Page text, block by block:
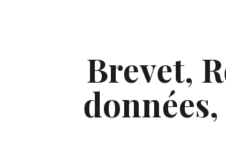
Brevet,